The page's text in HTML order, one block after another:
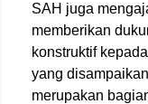
SAH juga
memberikan
konstruktif
yang
merupakan